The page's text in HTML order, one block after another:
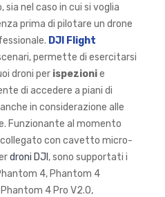
nel caso in cui si voglia
prima di pilotare un drone
DJI Flight
permette di esercitarsi
droni per ispezionie
di accedere a piani di
in considerazione alle
Funzionante al momento
con cavetto micro-
droni DJI , sono supportati i
4, Phantom 4
4 Pro V2.0,